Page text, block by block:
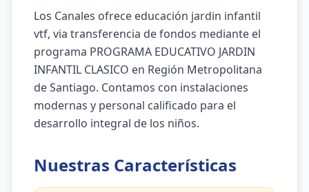
Los Canales ofrece educación jardin infantil
vtf, via transferencia de fondos mediante el
programa PROGRAMA EDUCATIVO JARDIN
INFANTIL CLASICO en Región Metropolitana
de Santiago. Contamos con instalaciones
modernas y personal calificado para el
desarrollo integral de los niños.
Nuestras Características